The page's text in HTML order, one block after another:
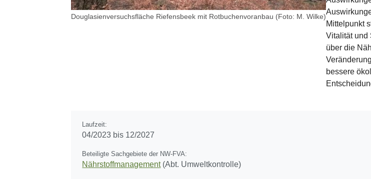
Douglasienversuchsfläche Riefensbeek mit Rotbuchenvoranbau (Foto: M. Wilke)
Mittelpunkt
Vitalität und
über die
bessere
Laufzeit:
04/2023 bis 12/2027
Beteiligte Sachgebiete der NW-FVA:
Nährstoffmanagement(Abt. Umweltkontrolle)